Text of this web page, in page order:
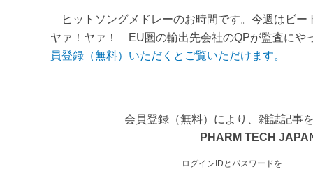
ヒットソングメドレーのお時間です。今週はビー
ヤァ！ヤァ！ EU圏の輸出先会社のQPが監査にや
員登録（無料）いただくとご覧いただけます。
会員登録（無料）により、雑誌記事
PHARM TECH
ログインIDとパスワードを